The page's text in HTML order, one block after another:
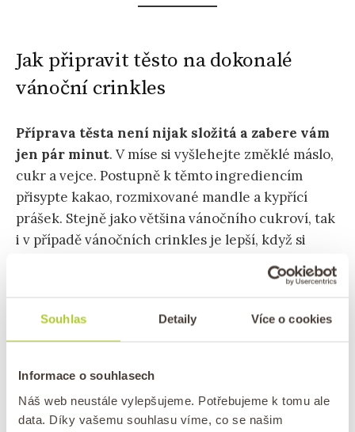
Souhlas Detaily Více o cookies
Informace o souhlasech
Náš web neustále vylepšujeme. Potřebujeme k tomu ale
data. Díky vašemu souhlasu víme, co se našim
Jak připravit těsto na dokonalé
vánoční crinkles
Příprava těsta není nijak složitá a zabere vám
jen pár minut. V míse si vyšlehejte změklé máslo,
cukr a vejce. Postupně k těmto ingrediencím
přisypte kakao, rozmixované mandle a kypřící
prášek. Stejně jako většina vánočního cukroví, tak
i v případě vánočních crinkles je lepší, když si
doprostřed můžete vložit lískový oříšek(ovšem
není to nutné a můžete udělat crinkles i bez
lískových ořechů) a hlavně nezapomeňte kuličku
je na kuličce moučkového cukru hodně, tak se